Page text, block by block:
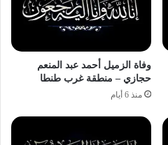
وفاة الزميل أحمد عبد المنعم
حجازي – منطقة غرب طنطا
منذ 6 أيام